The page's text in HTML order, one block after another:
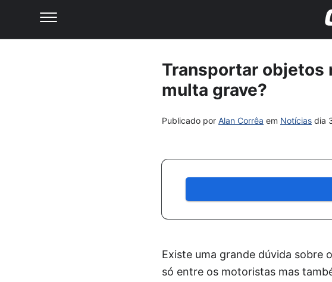
Transportar objetos
multa grave?
Publicado por Alan Corrêa em Notícias dia
Existe uma grande dúvida sobre o
só entre os motoristas mas